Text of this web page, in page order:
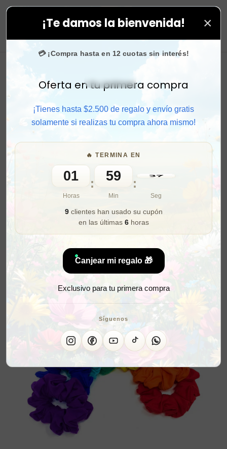
¡Te damos la bienvenida! ×
💳 ¡Compra hasta en 12 cuotas sin interés!
Activar sonido
Oferta en tu primera compra
¡Tienes hasta $2.500 de regalo y envío gratis
solamente si realizas tu compra ahora mismo!
🔥 TERMINA EN
01
Horas
: 59
Min
: 36
Seg
9clientes han usado su cupón
en las últimas 6horas
Canjear mi regalo 🎁
Exclusivo para tu primera compra
Síguenos
⚡ Compra rápido y aprovecha. 💙 +50.000